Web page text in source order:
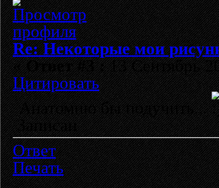
Re: Некоторые мои
«Ответ #3 :13 Сентябрь
Цитировать
Анатомию бы подучить...
Записан
Ответ
Печать